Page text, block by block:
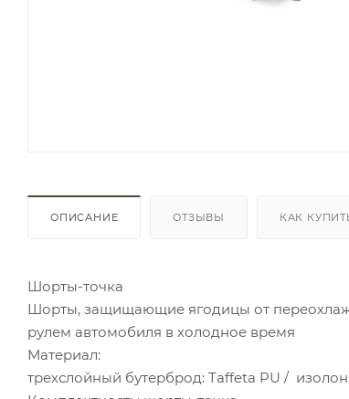
ОПИСАНИЕ ОТЗЫВЫ КАК
Шорты-точка
Шорты, защищающие ягодицы от
рулем автомобиля в холодное время
Материал:
трехслойный бутерброд: Taffeta PU /